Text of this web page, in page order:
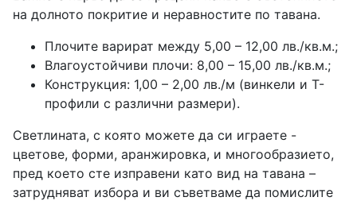
на долното покритие и неравностите по тавана.
Плочите варират между 5,00 – 12,00 лв./кв.м.;
Влагоустойчиви плочи: 8,00 – 15,00 лв./кв.м.;
Конструкция: 1,00 – 2,00 лв./м (винкели и Т-
профили с различни размери).
Светлината, с която можете да си играете -
цветове, форми, аранжировка, и многообразието,
пред което сте изправени като вид на тавана –
затрудняват избора и ви съветваме да помислите